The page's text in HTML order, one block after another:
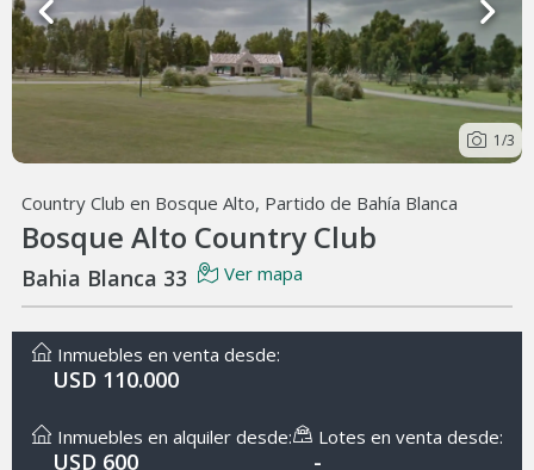
1/3
Country Club en Bosque Alto, Partido de Bahía Blanca
Bosque Alto Country Club
Bahia Blanca 33 Ver mapa
Inmuebles en venta desde:
USD 110.000
Inmuebles en alquiler desde:
USD 600
Lotes en venta desde:
-